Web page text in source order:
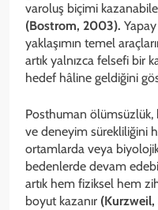
varoluş biçimi
(Bostrom, 2003).
yaklaşımın temel
artık yalnızca felsefi bir
hedef hâline geldiğini
Posthuman
ve deneyim sürekliliğini
ortamlarda veya
bedenlerde devam
artık hem fiziksel hem
boyut kazanır